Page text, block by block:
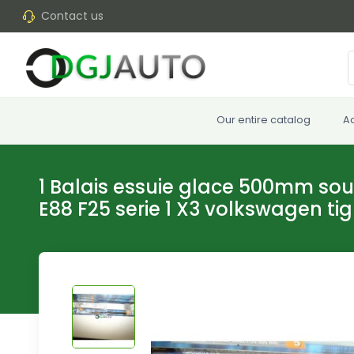
Contact us
Our entire catalog
1 Balais essuie glace 500mm
E88 F25 serie 1 X3 volkswagen